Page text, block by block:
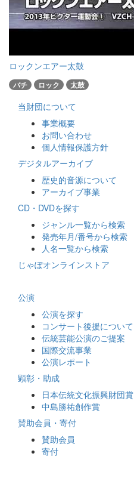
ロックンエアー太鼓
バチ ロック 太鼓
当財団について
事業概要
お問い合わせ
個人情報保護方針
デジタルアーカイブ
歴史的音源について
アーカイブ事業
CD・DVDを探す
ジャンル一覧から検索
発売年月/番号から検索
人名一覧から検索
じゃぽオンラインストア
公演
公演を探す
コンサート後援について
伝統芸能公演のご提案
国際交流事業
公演レポート
顕彰・助成
日本伝統文化振興財団賞
中島勝祐創作賞
賛助会員・寄付
賛助会員
寄付